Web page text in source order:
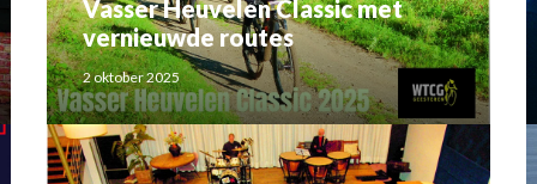
Vasser Heuvelen Classic met
vernieuwde routes
2 oktober 2025